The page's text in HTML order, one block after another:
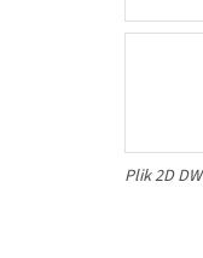
Plik 2D